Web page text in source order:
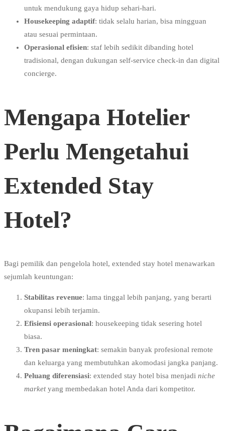
untuk mendukung gaya hidup sehari-hari.
Housekeeping adaptif: tidak selalu harian, bisa mingguan
atau sesuai permintaan.
Operasional efisien: staf lebih sedikit dibanding hotel
tradisional, dengan dukungan self-service check-in dan digital
concierge.
Mengapa Hotelier
Perlu Mengetahui
Extended Stay
Hotel?
Bagi pemilik dan pengelola hotel, extended stay hotel menawarkan
sejumlah keuntungan:
Stabilitas revenue: lama tinggal lebih panjang, yang berarti
okupansi lebih terjamin.
Efisiensi operasional: housekeeping tidak sesering hotel
biasa.
Tren pasar meningkat: semakin banyak profesional remote
dan keluarga yang membutuhkan akomodasi jangka panjang.
Peluang diferensiasi: extended stay hotel bisa menjadi niche
marketyang membedakan hotel Anda dari kompetitor.